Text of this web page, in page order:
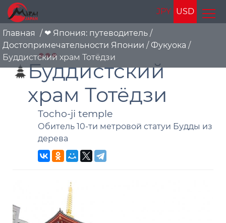
JPY USD
Главная / ❤ Япония: путеводитель /
Достопримечательности Японии / Фукуока /
Буддистский храм Тотёдзи
Буддистский
храм Тотёдзи
Tocho-ji temple
Обитель 10-ти метровой статуи Будды из
дерева